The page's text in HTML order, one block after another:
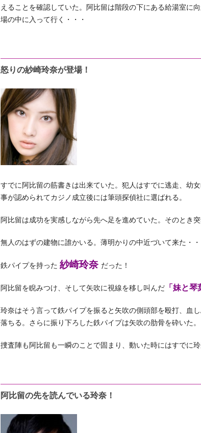
えることを確認していた。阿比留は階段の下にある給湯室に
場の中に入って行く・・・
怒りの紗崎玲奈が登場！
すでに阿比留の筋書きは出来ていた。犯人はすでに逃走、幼
事が認められてカジノ成立後には筆頭探偵社に選ばれる。
阿比留は成功を実感しながら先へ足を進めていた。そのとき突
無人のはずの建物に誰かいる。薄明かりの中近づいて来た・
鉄パイプを持った 紗崎玲奈 だった！
阿比留を睨みつけ、そして矢吹に視線を移し叫んだ「妹と琴
玲奈はそう言って鉄パイプを振ると矢吹の側頭部を殴打、血
落ちる。さらに振り下ろした鉄パイプは矢吹の肋骨を砕いた。
捜査陣も阿比留も一瞬のことで固まり、動いた時にはすでに
阿比留の先を読んでいる玲奈！